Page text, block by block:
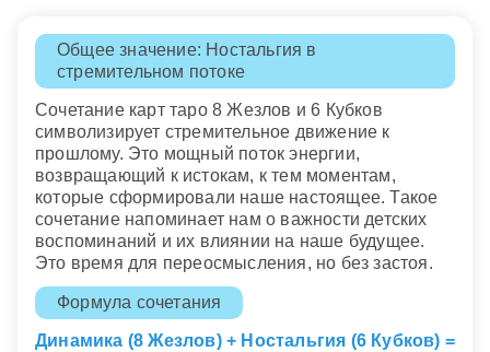
Общее значение: Ностальгия в
стремительном потоке
Сочетание карт таро 8 Жезлов и 6 Кубков
символизирует стремительное движение к
прошлому. Это мощный поток энергии,
возвращающий к истокам, к тем моментам,
которые сформировали наше настоящее. Такое
сочетание напоминает нам о важности детских
воспоминаний и их влиянии на наше будущее.
Это время для переосмысления, но без застоя.
Формула сочетания
Динамика (8 Жезлов) + Ностальгия (6 Кубков) =